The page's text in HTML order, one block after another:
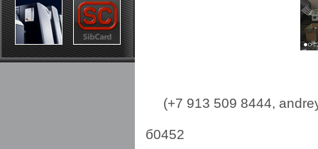
(+7 913 509 8444,
б0452